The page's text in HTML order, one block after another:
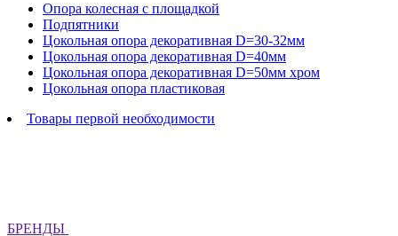
Опора колесная с площадкой
Подпятники
Цокольная опора декоративная D=30-32мм
Цокольная опора декоративная D=40мм
Цокольная опора декоративная D=50мм хром
Цокольная опора пластиковая
Товары первой необходимости
БРЕНДЫ